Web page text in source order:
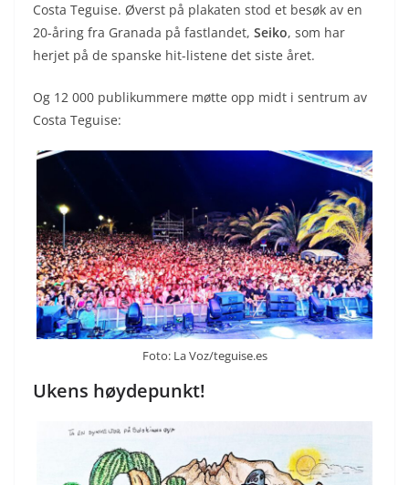
Costa Teguise. Øverst på plakaten stod et besøk av en
20-åring fra Granada på fastlandet, Seiko, som har
herjet på de spanske hit-listene det siste året.
Og 12 000 publikummere møtte opp midt i sentrum av
Costa Teguise:
Foto: La Voz/teguise.es
Ukens høydepunkt!